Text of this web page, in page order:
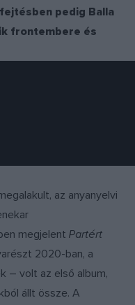
pedig Balla
frontembere és
az anyanyelvi
megjelent Partért
2020-ban, a
– volt az első album,
állt össze. A